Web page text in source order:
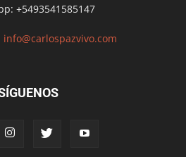
+5493541585147
info@carlospazvivo.com